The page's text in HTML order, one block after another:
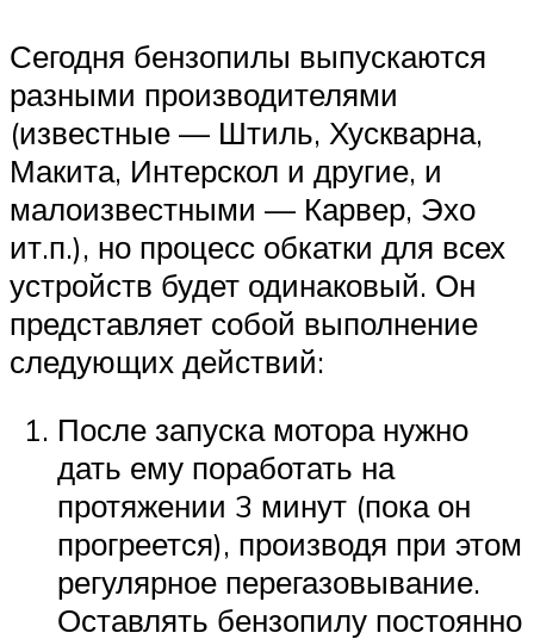
Сегодня бензопилы выпускаются
разными производителями
(известные — Штиль, Хускварна,
Макита, Интерскол и другие, и
малоизвестными — Карвер, Эхо
ит.п.), но процесс обкатки для всех
устройств будет одинаковый. Он
представляет собой выполнение
следующих действий:
После запуска мотора нужно
дать ему поработать на
протяжении 3 минут (пока он
прогреется), производя при этом
регулярное перегазовывание.
Оставлять бензопилу постоянно